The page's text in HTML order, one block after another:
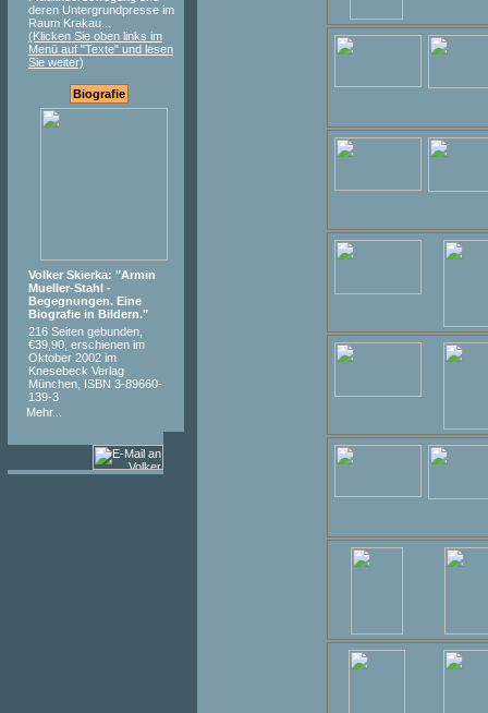
deren Untergrundpresse im
Raum Krakau...
(Klicken Sie oben links im
Menü auf "Texte" und lesen
Sie weiter)
Biografie
Volker Skierka: "Armin
Mueller-Stahl -
Begegnungen. Eine
Biografie in Bildern."
216 Seiten gebunden,
€39,90, erschienen im
Oktober 2002 im
Knesebeck Verlag
München, ISBN 3-89660-
139-3
Mehr...